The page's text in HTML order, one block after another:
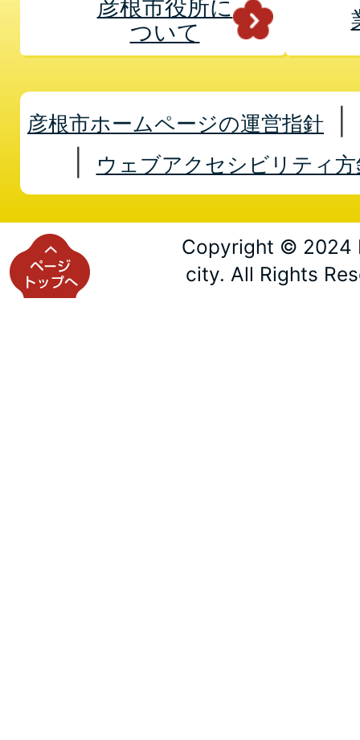
彦根市役所に
ついて
彦根市ホームページの運営指針
ウェブアクセシビリティ方
Copyright © 2024
city. All Rights